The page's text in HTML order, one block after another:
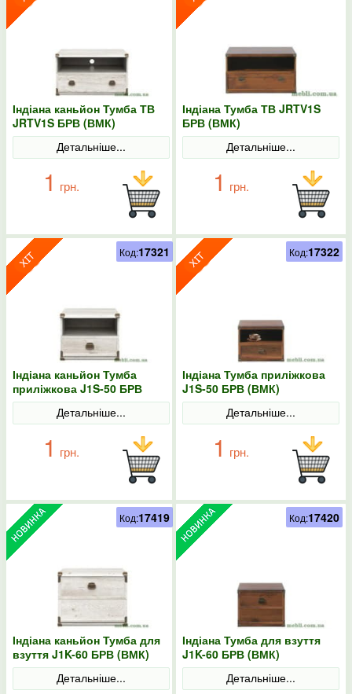
Індіана каньйон Тумба ТВ
JRTV1S БРВ (ВМК)
Детальніше...
1 грн.
Індіана Тумба ТВ JRTV1S
БРВ (ВМК)
Детальніше...
1 грн.
Індіана каньйон Тумба
приліжкова J1S-50 БРВ
(ВМК)
Детальніше...
1 грн.
Код:17321
Індіана Тумба приліжкова
J1S-50 БРВ (ВМК)
Детальніше...
1 грн.
Код:17322
Індіана каньйон Тумба для
взуття J1K-60 БРВ (ВМК)
Детальніше...
Код:17419
Індіана Тумба для взуття
J1K-60 БРВ (ВМК)
Детальніше...
Код:17420